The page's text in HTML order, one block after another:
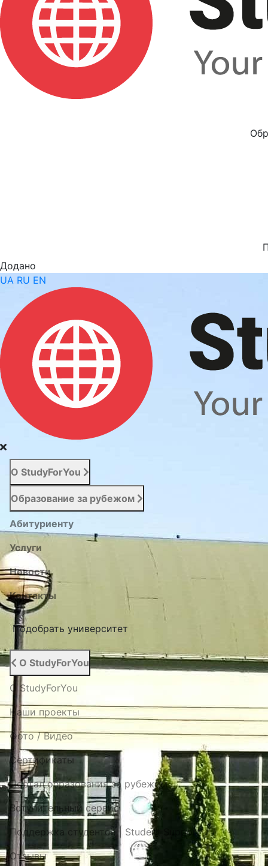
Додано
UA RU EN
О StudyForYou
Образование за рубежом
Абитуриенту
Услуги
Новости
Контакты
Подобрать университет
О StudyForYou
О StudyForYou
Наши проекты
Фото / Видео
Cертификаты
Портал образования за рубежом
Вступительный сервис
Поддержка студентов | Student Support
Отзывы